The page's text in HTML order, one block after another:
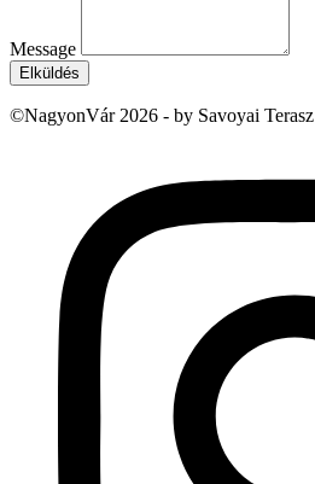
Message
Elküldés
©NagyonVár 2026 - by Savoyai Terasz